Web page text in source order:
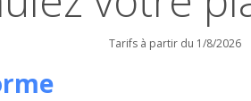
Tarifs à partir du 1/8/2026